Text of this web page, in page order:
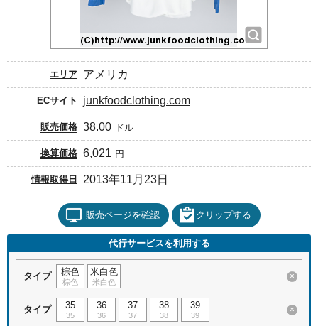
エリア アメリカ
ECサイト junkfoodclothing.com
販売価格 38.00 ドル
換算価格 6,021 円
情報取得日 2013年11月23日
販売ページを確認 クリップする
代行サービスを利用する
タイプ 棕色
棕色
米白色
米白色
×
タイプ 35
35
36
36
37
37
38
38
39
39
×